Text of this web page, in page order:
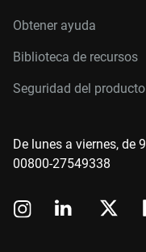
Obtener ayuda
Biblioteca de recursos
Seguridad del producto
De lunes a viernes, de
00800-27549338